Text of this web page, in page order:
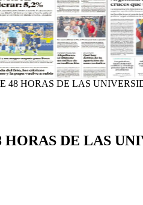
48 HORAS DE LAS
DE LAS